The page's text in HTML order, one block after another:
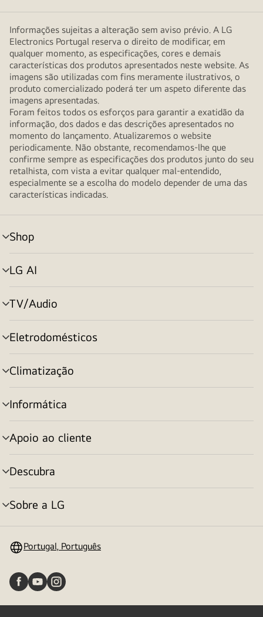
Informações sujeitas a alteração sem aviso prévio. A LG
Electronics Portugal reserva o direito de modificar, em
qualquer momento, as especificações, cores e demais
características dos produtos apresentados neste website. As
imagens são utilizadas com fins meramente ilustrativos, o
produto comercializado poderá ter um aspeto diferente das
imagens apresentadas.
Foram feitos todos os esforços para garantir a exatidão da
informação, dos dados e das descrições apresentados no
momento do lançamento. Atualizaremos o website
periodicamente. Não obstante, recomendamos-lhe que
confirme sempre as especificações dos produtos junto do seu
retalhista, com vista a evitar qualquer mal-entendido,
especialmente se a escolha do modelo depender de uma das
características indicadas.
Shop
alternar
menu
LG AI
alternar
menu
TV/Audio
alternar
menu
Eletrodomésticos
alternar
menu
Climatização
alternar
menu
Informática
alternar
menu
Apoio ao cliente
alternar
menu
Descubra
alternar
menu
Sobre a LG
alternar
Portugal, Português